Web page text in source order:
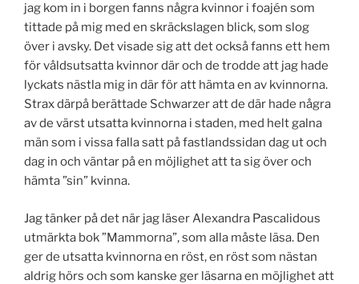
jag kom in i borgen fanns några kvinnor i foajén som
tittade på mig med en skräckslagen blick, som slog
över i avsky. Det visade sig att det också fanns ett hem
för våldsutsatta kvinnor där och de trodde att jag hade
lyckats nästla mig in där för att hämta en av kvinnorna.
Strax därpå berättade Schwarzer att de där hade några
av de värst utsatta kvinnorna i staden, med helt galna
män som i vissa falla satt på fastlandssidan dag ut och
dag in och väntar på en möjlighet att ta sig över och
hämta ”sin” kvinna.
Jag tänker på det när jag läser Alexandra Pascalidous
utmärkta bok ”Mammorna”, som alla måste läsa. Den
ger de utsatta kvinnorna en röst, en röst som nästan
aldrig hörs och som kanske ger läsarna en möjlighet att